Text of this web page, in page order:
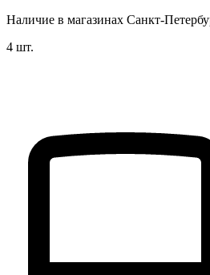
Наличие в магазинах Санкт-
4 шт.